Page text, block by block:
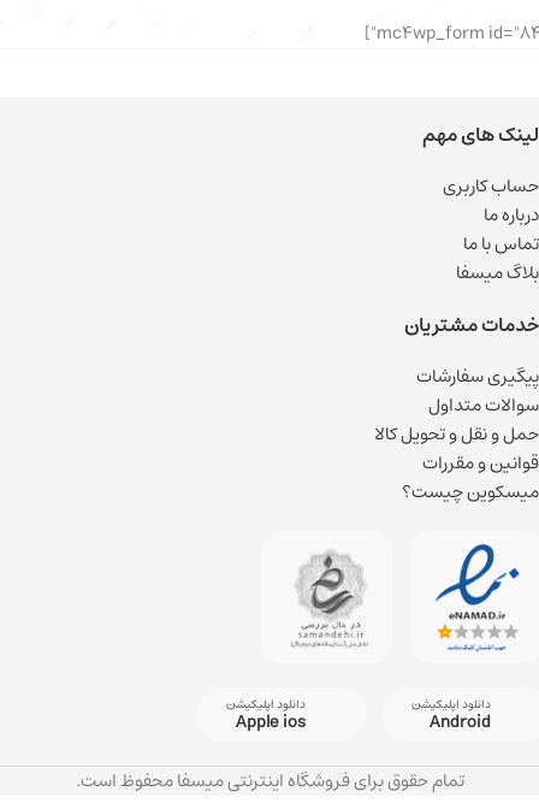
لینک های مهم
حساب کاربری
درباره ما
تماس با ما
بلاگ میسفا
خدمات مشتریان
پیگیری سفارشات
سوالات متداول
حمل و نقل و تحویل کالا
قوانین و مقررات
میسکوین چیست؟
دانلود اپلیکیشن
Android
دانلود اپلیکیشن
Apple ios
تمام حقوق برای فروشگاه اینترنتی میسفا محفوظ است.